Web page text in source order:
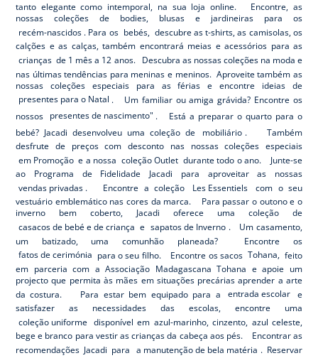
tanto elegante como intemporal, na sua loja online. Encontre, as
nossas coleções de bodies, blusas e jardineiras para os
recém-nascidos . Para os bebés, descubre as t-shirts, as camisolas, os
calções e as calças, também encontrará meias e acessórios para as
crianças de 1 mês a 12 anos. Descubra as nossas coleções na moda e
nas últimas tendências para meninas e meninos. Aproveite também as
nossas coleções especiais para as férias e encontre ideias de
presentes para o Natal . Um familiar ou amiga grávida? Encontre os
nossos presentes de nascimento" . Está a preparar o quarto para o
bebé? Jacadi desenvolveu uma coleção de
mobiliário . Também
desfrute de preços com desconto nas nossas coleções especiais
em Promoção e a nossa coleção Outlet durante todo o ano. Junte-se
ao Programa de Fidelidade Jacadi para aproveitar as nossas
vendas privadas . Encontre a coleção Les Essentiels
com o seu
vestuário emblemático nas cores da marca. Para passar o outono e o
inverno bem coberto, Jacadi oferece uma coleção de
casacos de bebé e de criança e sapatos de Inverno . Um casamento,
um batizado, uma comunhão planeada? Encontre os
fatos de cerimónia para o seu filho. Encontre os sacos Tohana, feito
em parceria com a Associação Madagascana Tohana e apoie um
projecto que permita às mães em situações precárias aprender a arte
da costura. Para estar bem equipado para a
entrada escolar e
satisfazer as necessidades das escolas, encontre uma
coleção uniforme disponível em azul-marinho, cinzento, azul celeste,
bege e branco para vestir as crianças da cabeça aos pés. Encontrar as
recomendações Jacadi para
a manutenção de bela matéria . Reservar